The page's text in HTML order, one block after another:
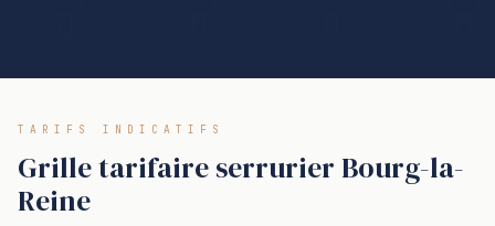
TARIFS INDICATIFS
Grille tarifaire serrurier Bourg-la-
Reine